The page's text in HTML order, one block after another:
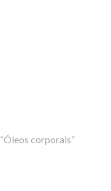
corporais”